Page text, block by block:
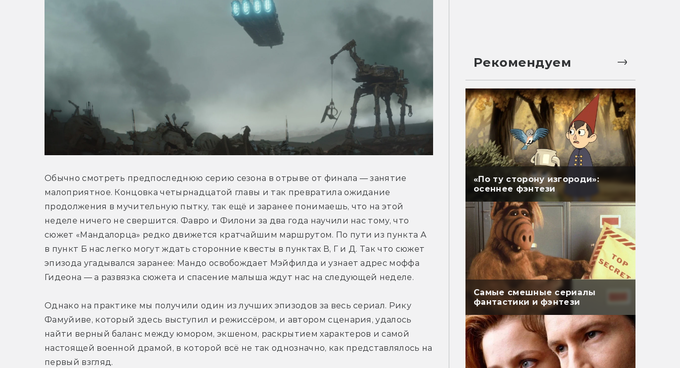
Обычно смотреть предпоследнюю серию сезона в отрыве от финала — занятие
малоприятное. Концовка четырнадцатой главы и так превратила ожидание
продолжения в мучительную пытку, так ещё и заранее понимаешь, что на этой
неделе ничего не свершится. Фавро и Филони за два года научили нас тому, что
сюжет «Мандалорца» редко движется кратчайшим маршрутом. По пути из пункта А
в пункт Б нас легко могут ждать сторонние квесты в пунктах В, Г и Д. Так что сюжет
эпизода угадывался заранее: Мандо освобождает Мэйфилда и узнает адрес моффа
Гидеона — а развязка сюжета и спасение малыша ждут нас на следующей неделе.
Однако на практике мы получили один из лучших эпизодов за весь сериал. Рику
Фамуйиве, который здесь выступил и режиссёром, и автором сценария, удалось
найти верный баланс между юмором, экшеном, раскрытием характеров и самой
настоящей военной драмой, в которой всё не так однозначно, как представлялось на
первый взгляд.
Рекомендуем
«По ту сторону изгороди»:
осеннее фэнтези
Самые смешные сериалы
фантастики и фэнтези